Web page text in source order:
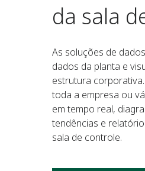
da sala
As soluções de
dados da planta e
estrutura
toda a empresa ou
em tempo real,
tendências e
sala de controle.